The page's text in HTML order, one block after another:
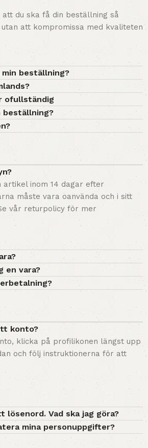
du ska få din beställning så
att kompromissa med kvaliteten
min beställning?
ofullständig
beställning?
artikel inom 14 dagar efter
måste vara oanvända och i sitt
vår returpolicy för mer
en vara?
konto?
klicka på profilikonen längst upp
och följ instruktionerna för att
lösenord. Vad ska jag göra?
mina personuppgifter?